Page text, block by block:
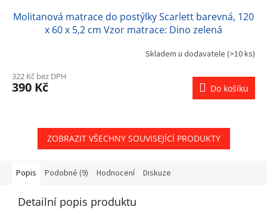
Molitanová matrace do postýlky Scarlett barevná, 120
x 60 x 5,2 cm Vzor matrace: Dino zelená
Skladem u dodavatele (>10 ks)
322 Kč bez DPH
390 Kč Do košíku
ZOBRAZIT VŠECHNY SOUVISEJÍCÍ PRODUKTY
Popis Podobné (9) Hodnocení Diskuze
Detailní popis produktu